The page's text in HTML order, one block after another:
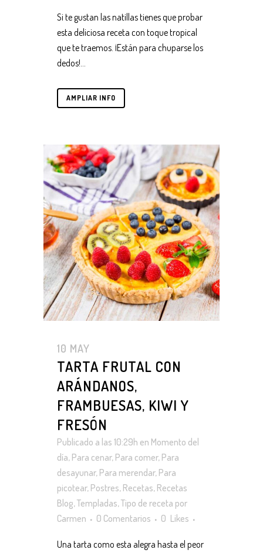
Si te gustan las natillas tienes que probar
esta deliciosa receta con toque tropical
que te traemos. ¡Están para chuparse los
dedos!...
AMPLIAR INFO
10 MAY
TARTA FRUTAL CON
ARÁNDANOS,
FRAMBUESAS, KIWI Y
FRESÓN
Publicado a las 10:29h en Momento del
día, Para cenar, Para comer, Para
desayunar, Para merendar, Para
picotear, Postres, Recetas, Recetas
Blog,Templadas,Tipo de receta por
Carmen
0 Comentarios 0 Likes
Una tarta como esta alegra hasta el peor